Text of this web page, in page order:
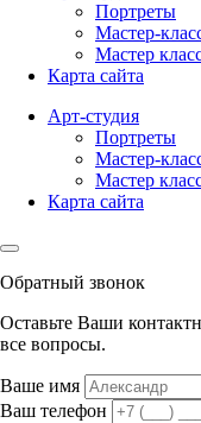
Портреты
Мастер-
Мастер
Карта сайта
Арт-студия
Портреты
Мастер-
Мастер
Карта сайта
Обратный звонок
Оставьте Ваши
все вопросы.
Ваше имя
Ваш телефон